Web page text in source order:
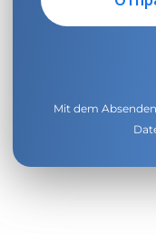
Mit dem